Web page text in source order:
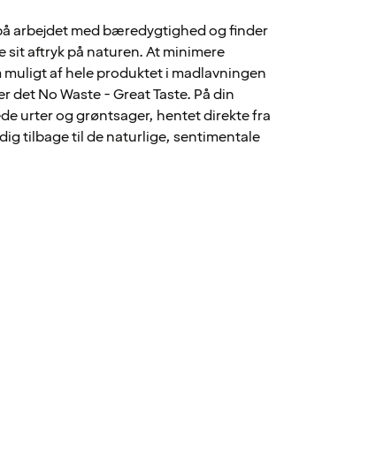
arbejdet med bæredygtighed og finder
aftryk på naturen. At minimere
af hele produktet i madlavningen
No Waste - Great Taste. På din
urter og grøntsager, hentet direkte fra
tilbage til de naturlige, sentimentale